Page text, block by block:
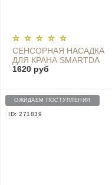
СЕНСОРНАЯ НАСАДКА
ДЛЯ КРАНА SMARTDA
INDUCTION HOME WATER
1620 руб
ОЖИДАЕМ ПОСТУПЛЕНИЯ
ID: 271839